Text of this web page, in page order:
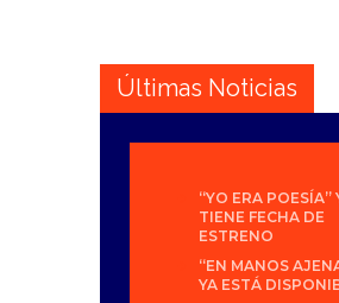
Últimas Noticias
“YO ERA POESÍA”
TIENE FECHA DE
ESTRENO
“EN MANOS
YA ESTÁ